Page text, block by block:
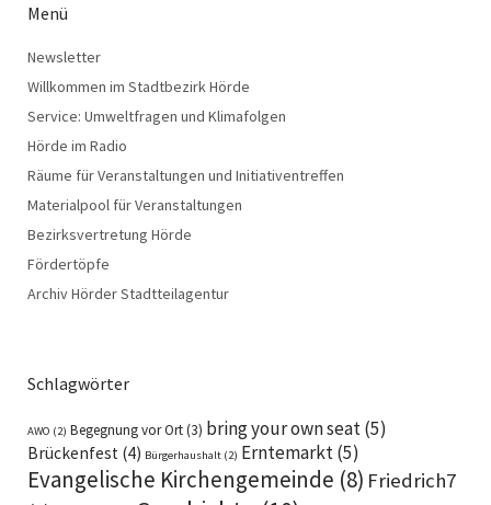
Menü
Newsletter
Willkommen im Stadtbezirk Hörde
Service: Umweltfragen und Klimafolgen
Hörde im Radio
Räume für Veranstaltungen und Initiativentreffen
Materialpool für Veranstaltungen
Bezirksvertretung Hörde
Fördertöpfe
Archiv Hörder Stadtteilagentur
Schlagwörter
AWO (2) Begegnung vor Ort(3) bring your own seat(5)
Brückenfest (4) Bürgerhaushalt (2) Erntemarkt(5)
Evangelische Kirchengemeinde (8) Friedrich7